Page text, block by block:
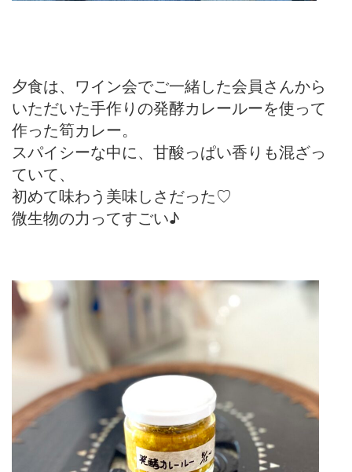
夕食は、ワイン会でご一緒した会員さんから
いただいた手作りの発酵カレールーを使って
作った筍カレー。
スパイシーな中に、甘酸っぱい香りも混ざっ
ていて、
初めて味わう美味しさだった♡
微生物の力ってすごい♪